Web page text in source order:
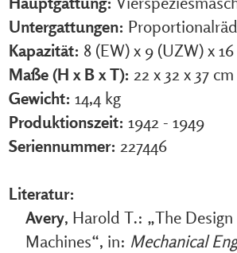
Untergattungen:
Kapazität: 8 (EW) x 9 (UZW) x
Maße (H x B x T): 22 x 32 x 37 cm
Gewicht: 14,4 kg
Produktionszeit: 1942 - 1949
Seriennummer: 227446
Literatur:
Avery, Harold T.: „The
Machines“, in: Mechanical